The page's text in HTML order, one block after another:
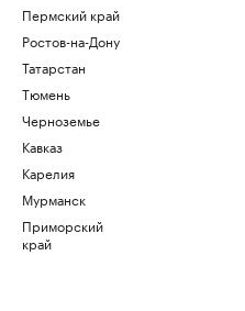
Пермский край
Ростов-на-Дону
Татарстан
Тюмень
Черноземье
Кавказ
Карелия
Мурманск
Приморский
край